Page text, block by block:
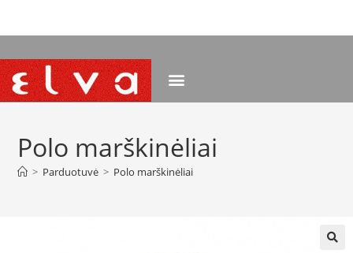
Polo marškinėliai
> Parduotuvė > Polo marškinėliai